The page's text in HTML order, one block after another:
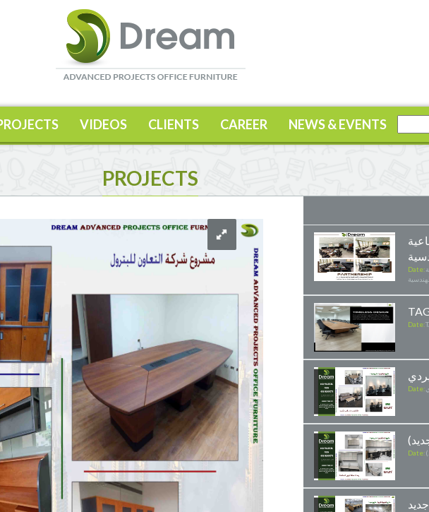
VIDEOS CLIENTS CAREER NEWS & EVENTS
PROJECTS
Date:
Date:
Date:
Date: